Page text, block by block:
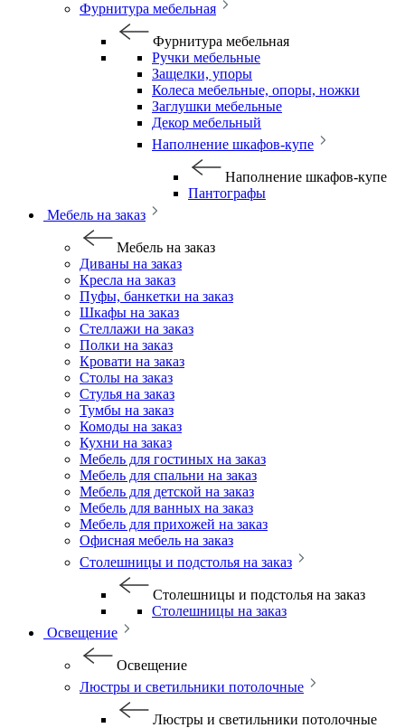
Фурнитура мебельная
Фурнитура мебельная
Ручки мебельные
Защелки, упоры
Колеса мебельные, опоры, ножки
Заглушки мебельные
Декор мебельный
Наполнение шкафов-купе
Наполнение шкафов-купе
Пантографы
Мебель на заказ
Мебель на заказ
Диваны на заказ
Кресла на заказ
Пуфы, банкетки на заказ
Шкафы на заказ
Стеллажи на заказ
Полки на заказ
Кровати на заказ
Столы на заказ
Стулья на заказ
Тумбы на заказ
Комоды на заказ
Кухни на заказ
Мебель для гостиных на заказ
Мебель для спальни на заказ
Мебель для детской на заказ
Мебель для ванных на заказ
Мебель для прихожей на заказ
Офисная мебель на заказ
Столешницы и подстолья на заказ
Столешницы и подстолья на заказ
Столешницы на заказ
Освещение
Освещение
Люстры и светильники потолочные
Люстры и светильники потолочные